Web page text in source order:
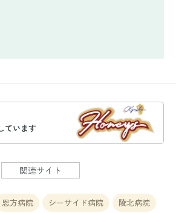
ています
関連サイト
恩方病院 シーサイド病院
陵北病院